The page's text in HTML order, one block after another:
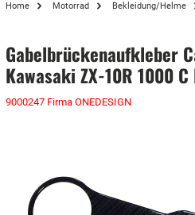
Home Motorrad Bekleidung/Helme
Gabelbrückenaufkleber
Kawasaki ZX-10R 1000
9000247 Firma ONEDESIGN